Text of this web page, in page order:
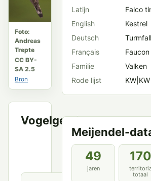
Foto:
Andreas
Trepte
CC BY-
SA 2.5
Bron
Vogelgeluid
Meijendel
en
openbare
bronnen
Latijn
Falco
English
Kestrel
Deutsch
Français
Familie
Valken
Rode lijst
KW|KW
Meijendel-
49
jaren
170
totaal